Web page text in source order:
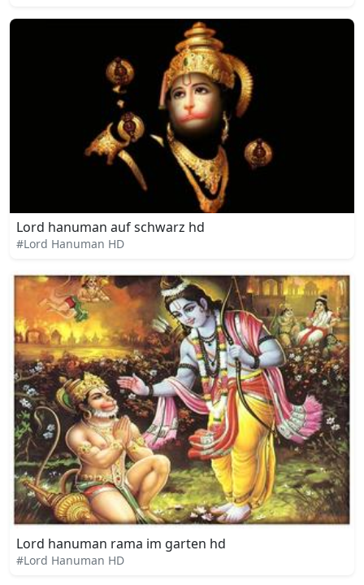
Lord hanuman auf schwarz hd
#Lord Hanuman HD
Lord hanuman rama im garten hd
#Lord Hanuman HD